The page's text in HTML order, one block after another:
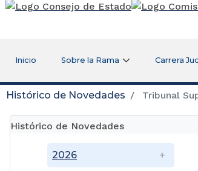
Rama Judicial
Inicio Sobre la Rama Carrera
Histórico de Novedades Tribunal
Histórico de Novedades
2026